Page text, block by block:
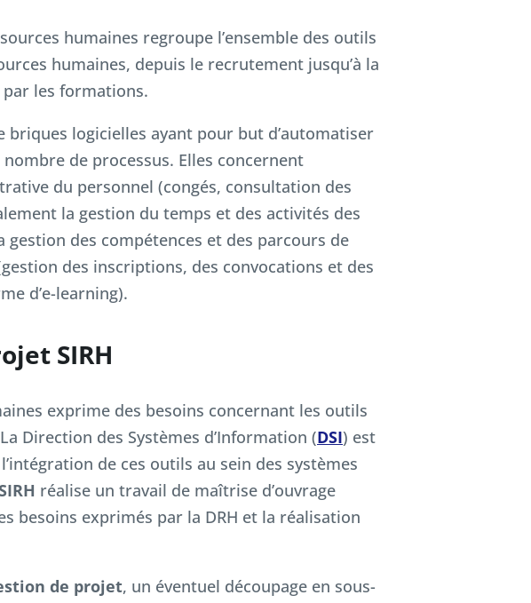
humaines regroupe l’ensemble des outils
humaines, depuis le recrutement jusqu’à la
les formations.
briques logicielles ayant pour but d’automatiser
de processus. Elles concernent
du personnel (congés, consultation des
la gestion du temps et des activités des
des compétences et des parcours de
des inscriptions, des convocations et des
d’e-learning).
SIRH
exprime des besoins concernant les outils
Direction des Systèmes d’Information (DSI) est
de ces outils au sein des systèmes
réalise un travail de maîtrise d’ouvrage
besoins exprimés par la DRH et la réalisation
de projet, un éventuel découpage en sous-